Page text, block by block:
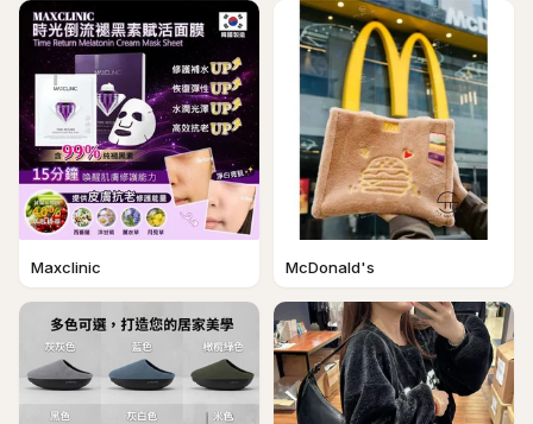
Maxclinic McDonald's